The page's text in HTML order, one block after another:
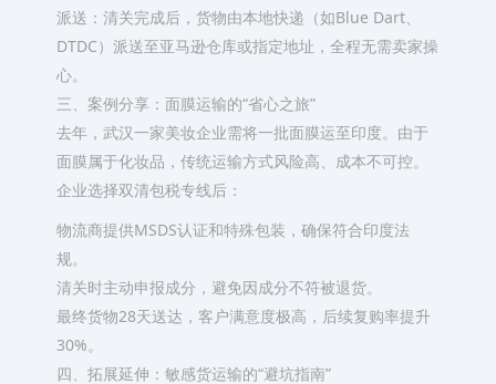
‌派送‌：清关完成后，货物由本地快递（如Blue Dart、
DTDC）派送至亚马逊仓库或指定地址，‌全程无需卖家操
心‌。
三、案例分享：面膜运输的“省心之旅”
去年，武汉一家美妆企业需将一批面膜运至印度。由于
面膜属于化妆品，传统运输方式风险高、成本不可控。
企业选择双清包税专线后：
‌物流商提供MSDS认证和特殊包装‌，确保符合印度法
规。
‌清关时主动申报成分‌，避免因成分不符被退货。
‌最终货物28天送达‌，客户满意度极高，后续复购率提升
30%。
四、拓展延伸：敏感货运输的“避坑指南”